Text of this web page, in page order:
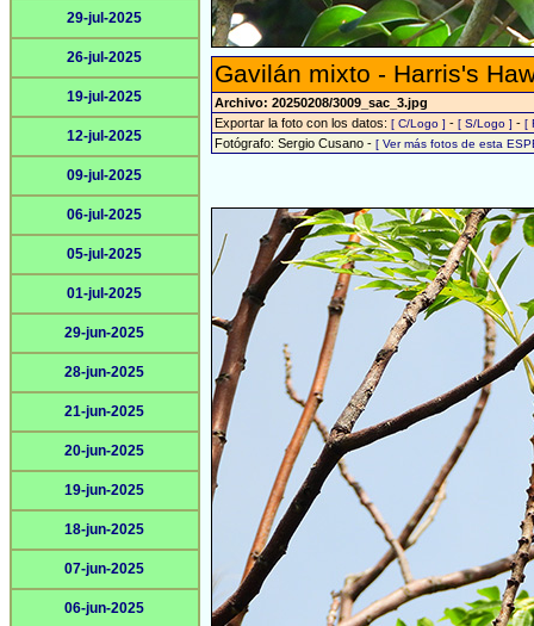
29-jul-2025
26-jul-2025
19-jul-2025
12-jul-2025
09-jul-2025
06-jul-2025
05-jul-2025
01-jul-2025
29-jun-2025
28-jun-2025
21-jun-2025
20-jun-2025
19-jun-2025
18-jun-2025
07-jun-2025
06-jun-2025
Gavilán mixto - Harris's
Archivo: 20250208/3009_sac_3.jpg
Exportar la foto con los datos: [ C/Logo ] - [ S/Logo ] - [
Fotógrafo: Sergio Cusano - [ Ver más fotos de esta